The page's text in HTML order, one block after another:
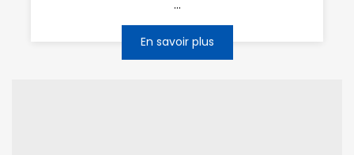
...
En savoir plus